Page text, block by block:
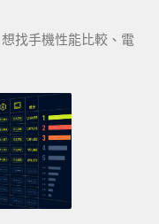
找手機性能比較、電